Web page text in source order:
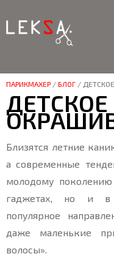
ПАРИКМАХЕР / БЛОГ /
ДЕТСКОЕ
Близятся летние
а современные
молодому
гаджетах, но и в
популярное
даже маленькие
волосы».